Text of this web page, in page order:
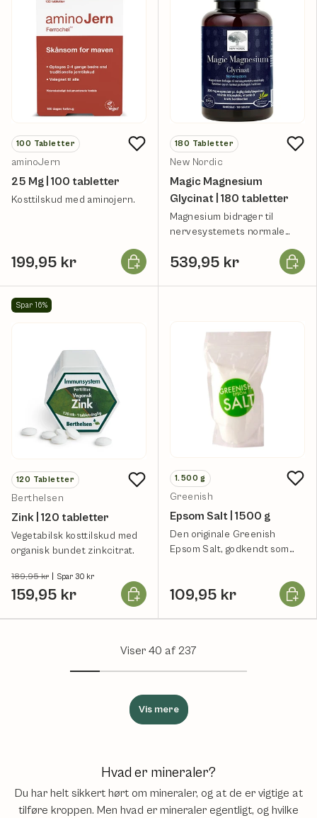
100 Tabletter
aminoJern
25 Mg | 100 tabletter
Kosttilskud med aminojern.
199,95 kr Læg i kurv
180 Tabletter
New Nordic
Magic Magnesium
Glycinat | 180 tabletter
Magnesium bidrager til
nervesystemets normale
539,95 kr Læg i
Spar 16%
120 Tabletter
Berthelsen
Zink | 120 tabletter
Vegetabilsk kosttilskud med
organisk bundet zinkcitrat.
189,95 kr Spar 30 kr
159,95 kr Læg i kurv
1.500 g
Greenish
Epsom Salt | 1500 g
Den originale Greenish
Epsom Salt, godkendt som
109,95 kr Læg i
Viser 40 af 237
Vis mere
Hvad er mineraler?
Du har helt sikkert hørt om mineraler, og at de er vigtige at
tilføre kroppen. Men hvad er mineraler egentligt, og hvilke